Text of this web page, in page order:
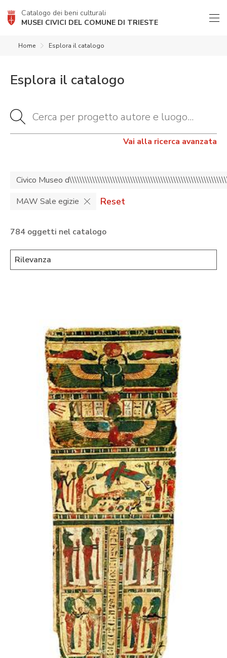
Catalogo dei beni culturali
MUSEI CIVICI DEL COMUNE DI TRIESTE
Home Esplora il catalogo
Esplora il catalogo
Vai alla ricerca avanzata
Civico Museo
MAW Sale egizie
Reset
784 oggetti nel catalogo